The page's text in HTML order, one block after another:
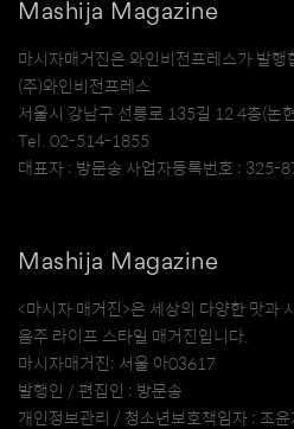
Mashija Magazine
마시자매거진은 와인비전프레스가 발행
(주)와인비전프레스
서울시 강남구 선릉로 135길 12 4층(논
Tel. 02-514-1855
대표자 : 방문송 사업자등록번호 : 325-
Mashija Magazine
<마시자 매거진>은 세상의 다양한 맛과
음주 라이프 스타일 매거진입니다.
마시자매거진: 서울 아03617
발행인 / 편집인 : 방문송
개인정보관리 / 청소년보호책임자 : 조윤